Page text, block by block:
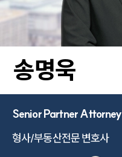
송명욱
Senior Partner Attorney
형사/부동산전문 변호사